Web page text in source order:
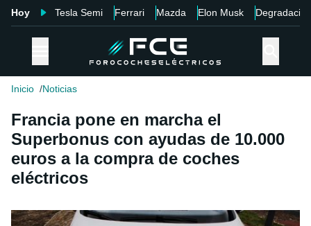
Hoy Tesla Semi Ferrari Mazda Elon Musk Degradación
Inicio Noticias
Francia pone en marcha el
Superbonus con ayudas de 10.000
euros a la compra de coches
eléctricos